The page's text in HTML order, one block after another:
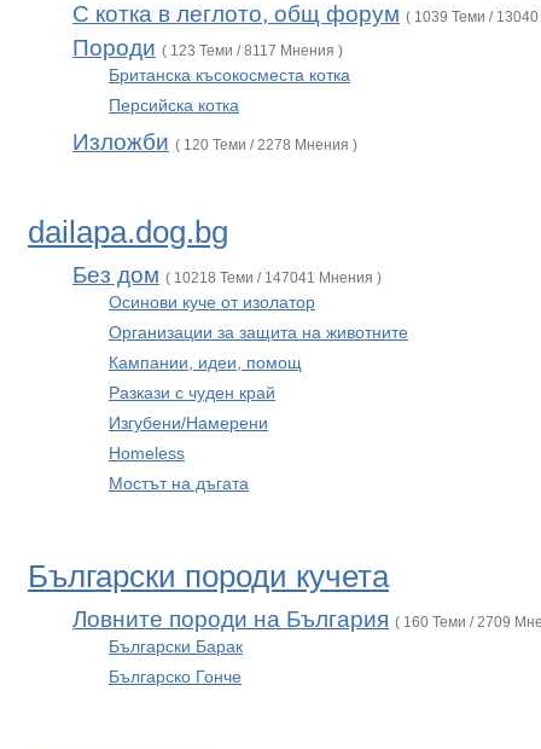
С котка в леглото, общ форум ( 1039 Теми /
Породи ( 123 Теми / 8117 Мнения )
Британска късокосместа котка
Персийска котка
Изложби ( 120 Теми / 2278 Мнения )
dailapa.dog.bg
Без дом ( 10218 Теми / 147041 Мнения )
Осинови куче от изолатор
Организации за защита на животните
Кампании, идеи, помощ
Разкази с чуден край
Изгубени/Намерени
Homeless
Мостът на дъгата
Български породи кучета
Ловните породи на България ( 160 Теми / 2709
Български Барак
Българско Гонче